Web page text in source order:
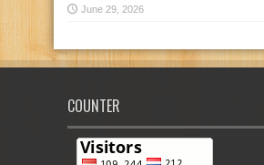
June 29, 2026
COUNTER